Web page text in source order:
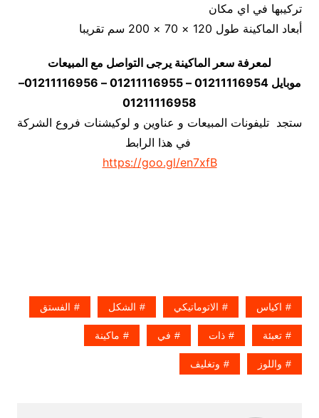
تركيبها في اي مكان
أبعاد الماكينة طول 120 × 70 × 200 سم تقريبا
لمعرفة سعر الماكينة يرجى التواصل مع المبيعات
موبايل 01211116954 – 01211116955 – 01211116956–
01211116958
ستجد تليفونات المبيعات و عناوين و لوكيشنات فروع الشركة
في هذا الرابط
https://goo.gl/en7xfB
اكياس الاتوماتيكي الشكل الفستق
تعبئة ذات في ماكينة
واللوز وتغليف